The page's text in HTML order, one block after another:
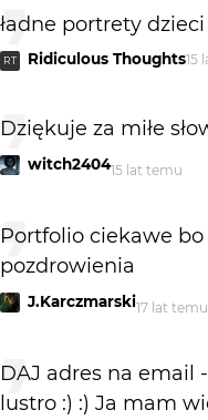
ładne portrety
RT Ridiculous Thoughts15
Dziękuje za miłe
witch240415 lat temu
Portfolio ciekawe
pozdrowienia
J.Karczmarski17 lat temu
DAJ adres na email
lustro :) :) Ja mam